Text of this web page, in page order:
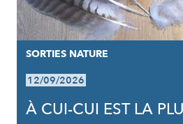
SORTIES NATURE
12/09/2026
À CUI-CUI EST LA